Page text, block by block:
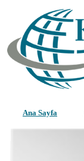
Ana Sayfa